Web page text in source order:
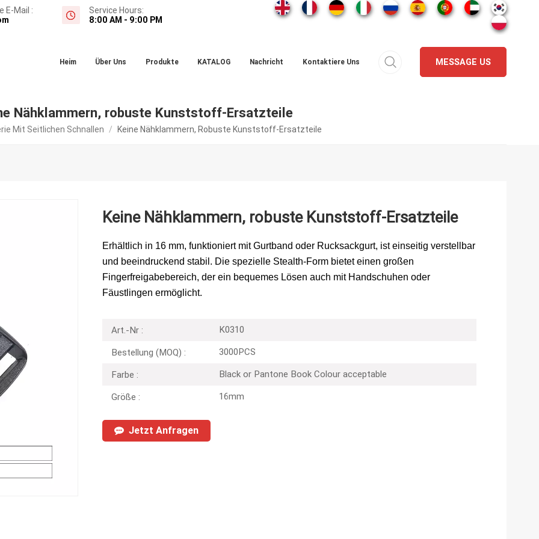
E-Mail :
Service Hours:
8:00 AM - 9:00 PM
Heim Über Uns Produkte KATALOG Nachricht Kontaktiere Uns MESSAGE US
Nähklammern, robuste Kunststoff-Ersatzteile
Mit Seitlichen Schnallen / Keine Nähklammern, Robuste Kunststoff-Ersatzteile
Keine Nähklammern, robuste Kunststoff-Ersatzteile
Erhältlich in 16 mm, funktioniert mit Gurtband oder Rucksackgurt, ist einseitig verstellbar
und beeindruckend stabil. Die spezielle Stealth-Form bietet einen großen
Fingerfreigabebereich, der ein bequemes Lösen auch mit Handschuhen oder
Fäustlingen ermöglicht.
Art.-Nr : K0310
Bestellung (MOQ) : 3000PCS
Farbe : Black or Pantone Book Colour acceptable
Größe : 16mm
Jetzt Anfragen